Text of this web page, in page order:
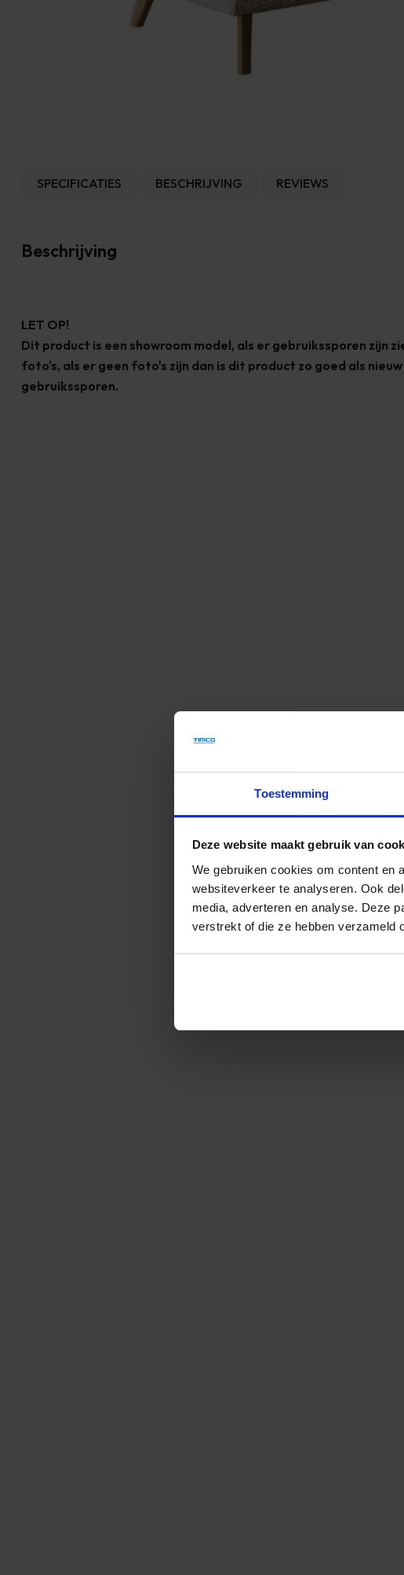
Toestemming
Deze website maakt gebruik van
We gebruiken cookies om content en
websiteverkeer te analyseren. Ook
media, adverteren en analyse. Deze
verstrekt of die ze hebben verzameld
SPECIFICATIES BESCHRIJVING REVIEWS
Beschrijving
LET OP!
Dit product is een showroom model, als er gebruikssporen zijn
foto's, als er geen foto's zijn dan is dit product zo goed als
gebruikssporen.